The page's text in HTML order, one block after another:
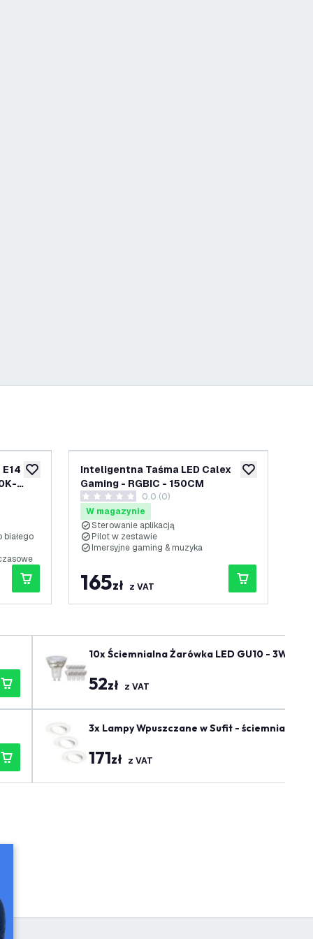
dodaj do listy życzeń
-
białego
dodaj do listy
Inteligentna Taśma LED Calex
Gaming - RGBIC - 150CM
0 Gwiazdki oceny0.0 (0)
W magazynie
Sterowanie aplikacją
Pilot w zestawie
Imersyjne gaming & muzyka
165zł z VAT
10x Ściemnialna Żarówka LED GU10 - 3W -
52zł z VAT
3x Lampy Wpuszczane w Sufit - ściemniane -
171zł z VAT